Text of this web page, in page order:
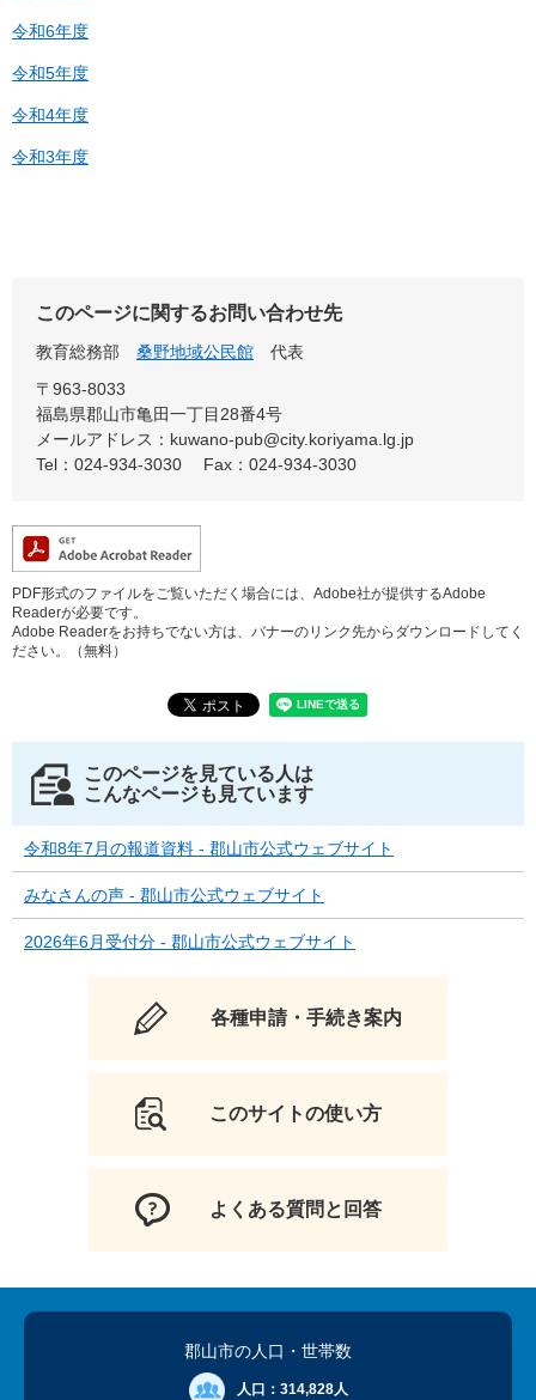
令和6年度
令和5年度
令和4年度
令和3年度
このページに関するお問い合わせ先
教育総務部 桑野地域公民館
代表
〒963-8033
福島県郡山市亀田一丁目28番4号
メールアドレス：kuwano-pub@city.koriyama.lg.jp
Tel：024-934-3030
Fax：024-934-3030
PDF形式のファイルをご覧いただく場合には、Adobe社が提供するAdobe
Readerが必要です。
Adobe Readerをお持ちでない方は、バナーのリンク先からダウンロードしてく
ださい。（無料）
このページを見ている人は
こんなページも見ています
令和8年7月の報道資料 - 郡山市公式ウェブサイト
みなさんの声 - 郡山市公式ウェブサイト
2026年6月受付分 - 郡山市公式ウェブサイト
各種申請・手続き案内
このサイトの使い方
よくある質問と回答
郡山市の人口 ・世帯数
人口： 314,828人